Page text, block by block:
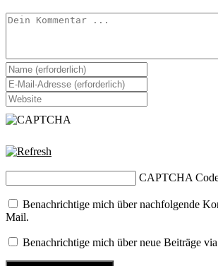
Kommentieren
Gib
deinen
Namen
oder
Benutzernamen
Kommentieren
ein
Gib
deine
E-
Mail-
zum
Kommentieren
ein
Gib
deine
Website-
ein
(optional)
CAPTCHA
Benachrichtige mich über nachfolgende
Mail.
Benachrichtige mich über neue Beiträge